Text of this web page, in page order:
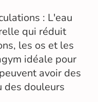
: L'eau
qui réduit
les os et les
idéale pour
avoir des
des douleurs